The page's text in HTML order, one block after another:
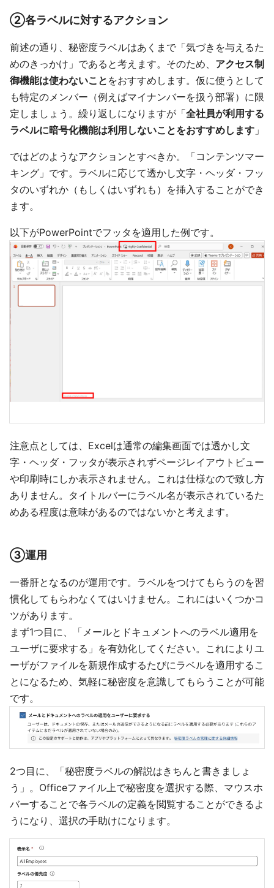
②各ラベルに対するアクション
前述の通り、秘密度ラベルはあくまで「気づきを与えるた
めのきっかけ」であると考えます。そのため、 アクセス制
御機能は使わないこと をおすすめします。仮に使うとして
も特定のメンバー（例えばマイナンバーを扱う部署）に限
定しましょう。繰り返しになりますが「全社員が利用する
ラベルに暗号化機能は利用しないことをおすすめします 」
ではどのようなアクションとすべきか。「コンテンツマー
キング」です。ラベルに応じて透かし文字・ヘッダ・フッ
タのいずれか（もしくはいずれも）を挿入することができ
ます。
以下がPowerPointでフッタを適用した例です。
注意点としては、Excelは通常の編集画面では透かし文
字・ヘッダ・フッタが表示されずページレイアウトビュー
や印刷時にしか表示されません。これは仕様なので致し方
ありません。タイトルバーにラベル名が表示されているた
めある程度は意味があるのではないかと考えます。
③運用
一番肝となるのが運用です。ラベルをつけてもらうのを習
慣化してもらわなくてはいけません。これにはいくつかコ
ツがあります。
まず1つ目に、「メールとドキュメントへのラベル適用を
ユーザに要求する」を有効化してください。これによりユ
ーザがファイルを新規作成するたびにラベルを適用するこ
とになるため、気軽に秘密度を意識してもらうことが可能
です。
2つ目に、「秘密度ラベルの解説はきちんと書きましょ
う」。Officeファイル上で秘密度を選択する際、マウスホ
バーすることで各ラベルの定義を閲覧することができるよ
うになり、選択の手助けになります。